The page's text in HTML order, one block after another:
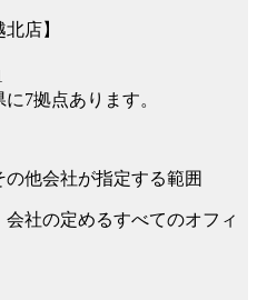
店】
7拠点あります。
他会社が指定する範囲
社の定めるすべてのオフィ